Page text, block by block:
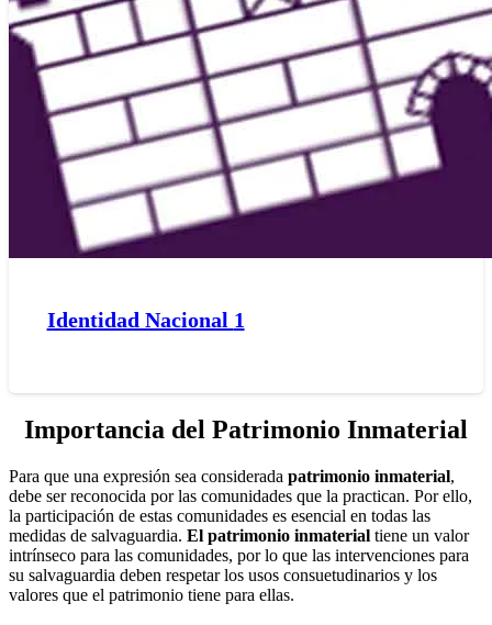
Identidad Nacional 1
Importancia del Patrimonio Inmaterial
Para que una expresión sea considerada patrimonio inmaterial,
debe ser reconocida por las comunidades que la practican. Por ello,
la participación de estas comunidades es esencial en todas las
medidas de salvaguardia. El patrimonio inmaterial tiene un valor
intrínseco para las comunidades, por lo que las intervenciones para
su salvaguardia deben respetar los usos consuetudinarios y los
valores que el patrimonio tiene para ellas.